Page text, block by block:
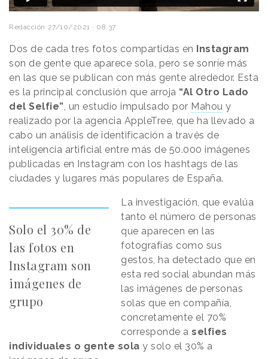
Redacción 27/10/2021 · 08:37
Dos de cada tres fotos compartidas en Instagram
son de gente que aparece sola, pero se sonríe más
en las que se publican con más gente alrededor. Esta
es la principal conclusión que arroja “Al Otro Lado
del Selfie” , un estudio impulsado por Mahou y
realizado por la agencia AppleTree, que ha llevado a
cabo un análisis de identificación a través de
inteligencia artificial entre más de 50.000 imágenes
publicadas en Instagram con los hashtags de las
ciudades y lugares más populares de España.
Solo el 30% de
las fotos en
Instagram son
imágenes de
grupo
La investigación, que evalúa
tanto el número de personas
que aparecen en las
fotografías como sus
gestos, ha detectado que en
esta red social abundan más
las imágenes de personas
solas que en compañía,
concretamente el 70%
corresponde aselfies
individuales o gente sola y solo el 30% a